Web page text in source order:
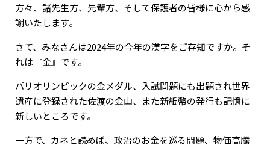
方々、諸先生方、先輩方、そして保護者の皆様に心から感
謝いたします。
さて、みなさんは2024年の今年の漢字をご存知ですか。そ
れは『金』です。
パリオリンピックの金メダル、入試問題にも出題され世界
遺産に登録された佐渡の金山、また新紙幣の発行も記憶に
新しいところです。
一方で、カネと読めば、政治のお金を巡る問題、物価高騰